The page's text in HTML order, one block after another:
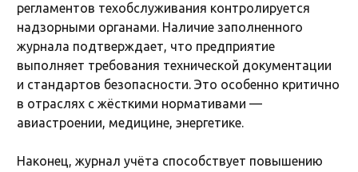
регламентов техобслуживания контролируется
надзорными органами. Наличие заполненного
журнала подтверждает, что предприятие
выполняет требования технической документации
и стандартов безопасности. Это особенно критично
в отраслях с жёсткими нормативами —
авиастроении, медицине, энергетике.
Наконец, журнал учёта способствует повышению